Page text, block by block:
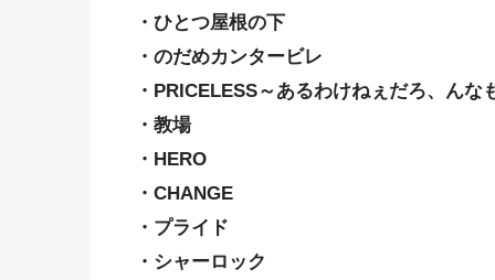
・ひとつ屋根の下
・のだめカンタービレ
・PRICELESS～あるわけねぇだろ、んな
・教場
・HERO
・CHANGE
・プライド
・シャーロック